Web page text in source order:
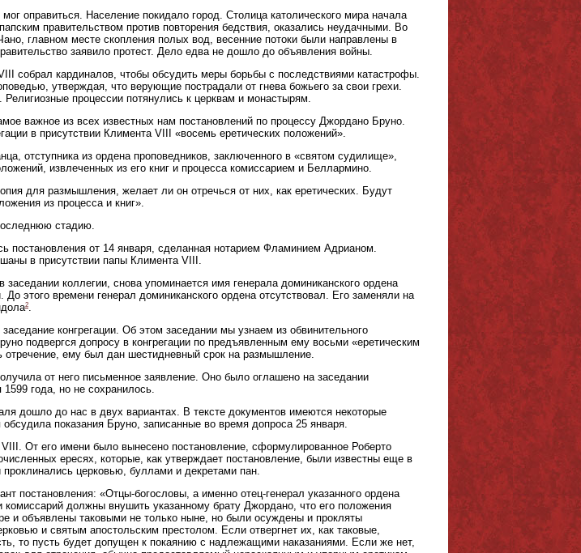
оправиться. Население покидало город. Столица католического мира начала
правительством против повторения бедствия, оказались неудачными. Во
главном месте скопления полых вод, весенние потоки были направлены в
заявило протест. Дело едва не дошло до объявления войны.
собрал кардиналов, чтобы обсудить меры борьбы с последствиями катастрофы.
утверждая, что верующие пострадали от гнева божьего за свои грехи.
процессии потянулись к церквам и монастырям.
важное из всех известных нам постановлений по процессу Джордано Бруно.
в присутствии Климента VIII «восемь еретических положений».
отступника из ордена проповедников, заключенного в «святом судилище»,
извлеченных из его книг и процесса комиссарием и Беллармино.
для размышления, желает ли он отречься от них, как еретических. Будут
из процесса и книг».
стадию.
постановления от 14 января, сделанная нотарием Фламинием Адрианом.
в присутствии папы Климента VIII.
коллегии, снова упоминается имя генерала доминиканского ордена
этого времени генерал доминиканского ордена отсутствовал. Его заменяли на
2.
конгрегации. Об этом заседании мы узнаем из обвинительного
подвергся допросу в конгрегации по предъявленным ему восьми «еретическим
отречение, ему был дан шестидневный срок на размышление.
от него письменное заявление. Оно было оглашено на заседании
года, но не сохранилось.
дошло до нас в двух вариантах. В тексте документов имеются некоторые
показания Бруно, записанные во время допроса 25 января.
От его имени было вынесено постановление, сформулированное Роберто
ересях, которые, как утверждает постановление, были известны еще в
церковью, буллами и декретами пан.
постановления: «Отцы-богословы, а именно отец-генерал указанного ордена
должны внушить указанному брату Джордано, что его положения
и объявлены таковыми не только ныне, но были осуждены и прокляты
и святым апостольским престолом. Если отвергнет их, как таковые,
то пусть будет допущен к покаянию с надлежащими наказаниями. Если же нет,